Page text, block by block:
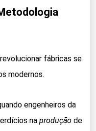
fábricas se
modernos.
engenheiros da
na produção de